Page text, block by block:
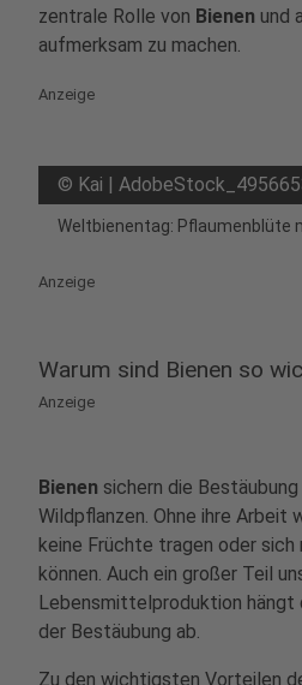
zentrale Rolle von Bienen und
aufmerksam zu machen.
Anzeige
© Kai |
Weltbienentag: Pflaumenblüte
Anzeige
Warum sind Bienen so
Anzeige
Bienen sichern die
Wildpflanzen. Ohne ihre Arbeit
keine Früchte tragen oder sich
können. Auch ein großer Teil
Lebensmittelproduktion hängt
der Bestäubung ab.
Zu den wichtigsten Vorteilen